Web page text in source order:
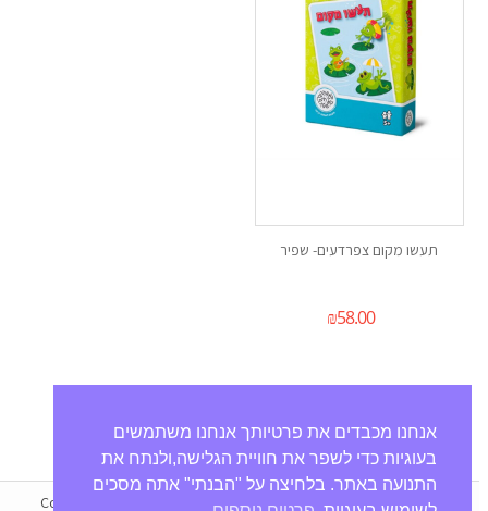
תעשו מקום צפרדעים- שפיר
₪58.00
Copyright © 2021 MatmonPlus- All Rights Reserved - Powered by
אנחנו מכבדים את פרטיותך אנחנו משתמשים
בעוגיות כדי לשפר את חוויית הגלישה,ולנתח את
התנועה באתר. בלחיצה על "הבנתי" אתה מסכים